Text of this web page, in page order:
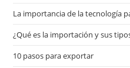
La importancia de la tecnología
¿Qué es la importación y sus
10 pasos para exportar